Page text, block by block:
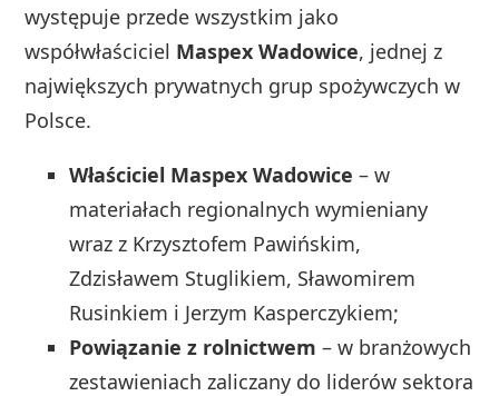
występuje przede wszystkim jako
współwłaściciel Maspex Wadowice, jednej z
największych prywatnych grup spożywczych w
Polsce.
Właściciel Maspex Wadowice – w
materiałach regionalnych wymieniany
wraz z Krzysztofem Pawińskim,
Zdzisławem Stuglikiem, Sławomirem
Rusinkiem i Jerzym Kasperczykiem;
Powiązanie z rolnictwem – w branżowych
zestawieniach zaliczany do liderów sektora